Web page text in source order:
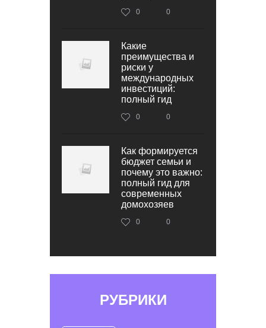
0 0
Какие
преимущества и
риски у
международных
инвестиций:
полный гид
0 0
Как формируется
бюджет семьи и
почему это важно:
полный гид для
современных
домохозяев
0 0
РУБРИКИ